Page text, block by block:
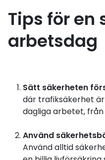
Tips för en
arbetsdag
Sätt säkerheten
där trafiksäkerhet
dagliga arbetet,
Använd
Använd alltid